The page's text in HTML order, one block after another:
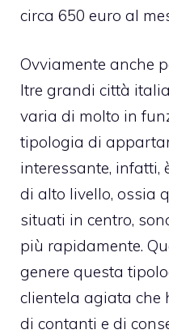
circa 650 euro al
Ovviamente anche
ltre grandi città
varia di molto in
tipologia di
interessante, infatti,
di alto livello, ossia
situati in centro,
più rapidamente.
genere questa
clientela agiata
di contanti e di